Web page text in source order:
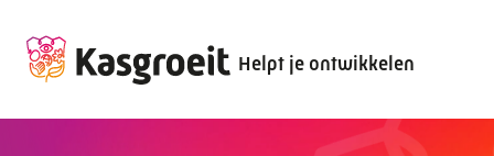
Helpt je ontwikkelen